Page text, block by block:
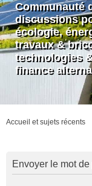
Communauté
discussions
écologie,
travaux &
technologies
finance
Accueil et sujets récents
Envoyer le mot